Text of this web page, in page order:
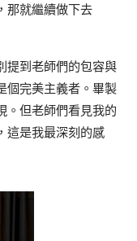
那就繼續做下去
提到老師們的包容與
個完美主義者。畢製
。但老師們看見我的
這是我最深刻的感